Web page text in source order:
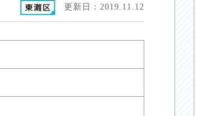
更新日：2019.11.12